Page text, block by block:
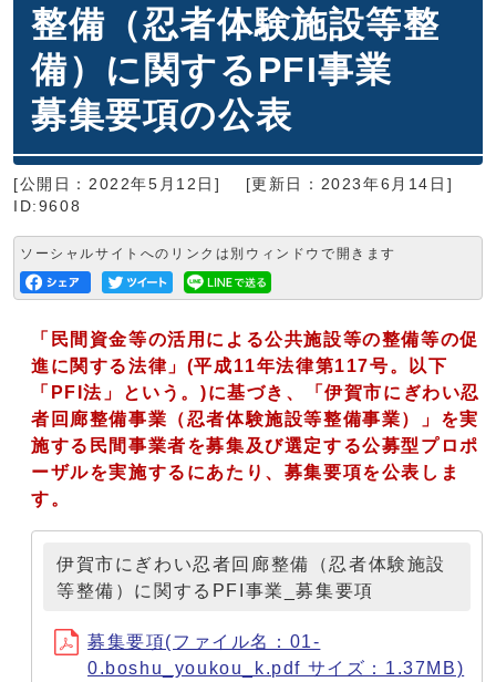
整備（忍者体験施設等整
備）に関するPFI事業
募集要項の公表
[公開日：2022年5月12日]
[更新日：2023年6月14日]
ID:9608
ソーシャルサイトへのリンクは別ウィンドウで開きます
「民間資金等の活用による公共施設等の整備等の促
進に関する法律」(平成11年法律第117号。以下
「PFI法」という。)に基づき、「伊賀市にぎわい忍
者回廊整備事業（忍者体験施設等整備事業）」を実
施する民間事業者を募集及び選定する公募型プロポ
ーザルを実施するにあたり、募集要項を公表しま
す。
伊賀市にぎわい忍者回廊整備（忍者体験施設
等整備）に関するPFI事業_募集要項
募集要項(ファイル名：01-
0.boshu_youkou_k.pdf サイズ：1.37MB)